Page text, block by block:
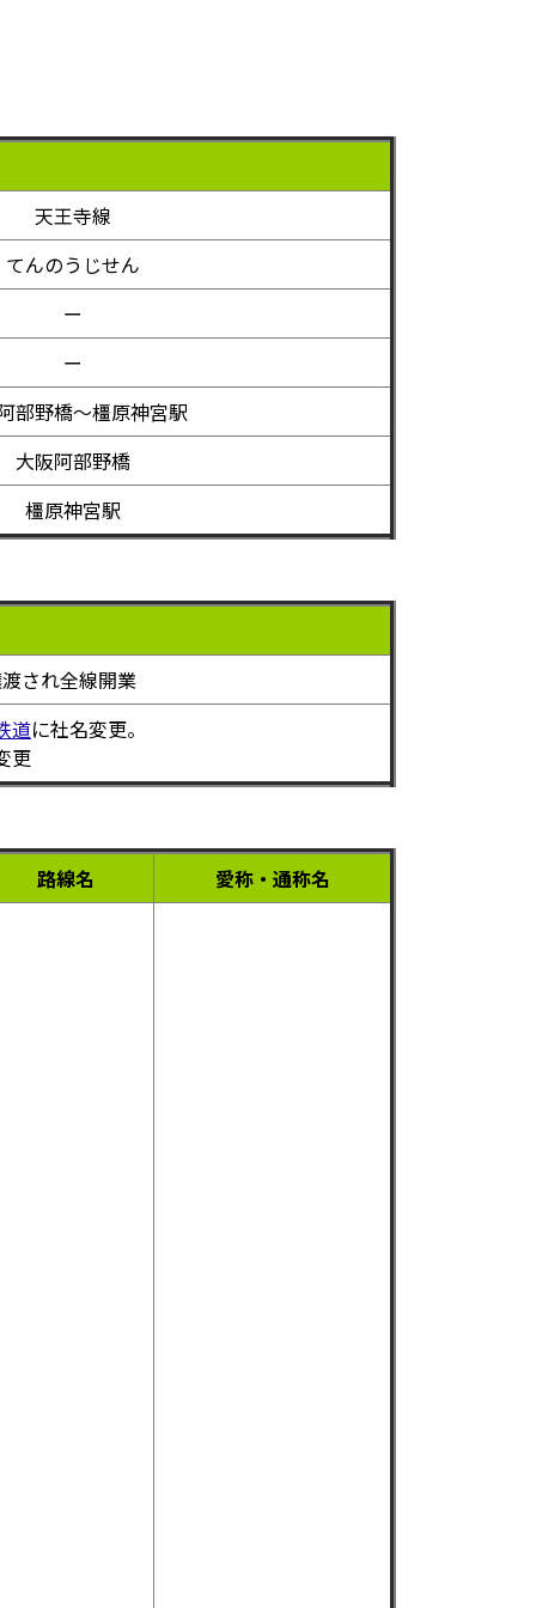
天王寺線
てんのうじせん
ー
ー
部野橋～橿原神宮駅
大阪阿部野橋
橿原神宮駅
され全線開業
道に社名変更。
更
路線名 愛称・通称名